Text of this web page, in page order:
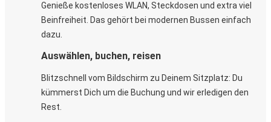
Genieße kostenloses WLAN, Steckdosen und extra viel
Beinfreiheit. Das gehört bei modernen Bussen einfach
dazu.
Auswählen, buchen, reisen
Blitzschnell vom Bildschirm zu Deinem Sitzplatz: Du
kümmerst Dich um die Buchung und wir erledigen den
Rest.